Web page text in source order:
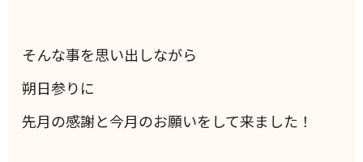
そんな事を思い出しながら
朔日参りに
先月の感謝と今月のお願いをして来ました！